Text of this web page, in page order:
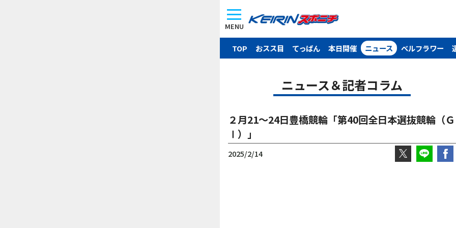
MENU
TOP おスス目 てっぱん 本日開催 ニュース ベルフラワー
ニュース＆記者コラム
２月21～24日豊橋競輪「第40回全日本選抜競輪（Ｇ
Ⅰ）」
2025/2/14